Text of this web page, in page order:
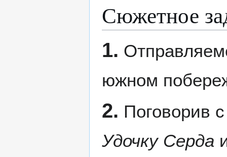
Сюжетное
1.
южном
2. Поговорив
Удочку Серда